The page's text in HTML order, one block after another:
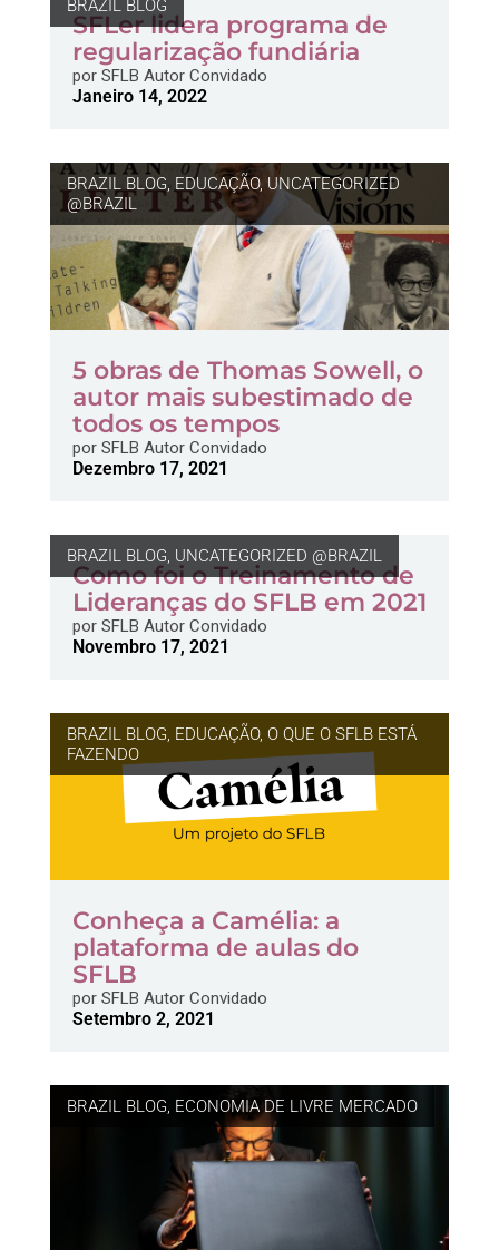
BRAZIL BLOG
SFLer lidera programa de
regularização fundiária
porSFLB Autor Convidado
Janeiro 14, 2022
BRAZIL BLOG, EDUCAÇÃO, UNCATEGORIZED
@BRAZIL
5 obras de Thomas Sowell, o
autor mais subestimado de
todos os tempos
porSFLB Autor Convidado
Dezembro 17, 2021
BRAZIL BLOG, UNCATEGORIZED @BRAZIL
Como foi o Treinamento de
Lideranças do SFLB em 2021
porSFLB Autor Convidado
Novembro 17, 2021
BRAZIL BLOG, EDUCAÇÃO, O QUE O SFLB ESTÁ
FAZENDO
Conheça a Camélia: a
plataforma de aulas do
SFLB
porSFLB Autor Convidado
Setembro 2, 2021
BRAZIL BLOG, ECONOMIA DE LIVRE MERCADO